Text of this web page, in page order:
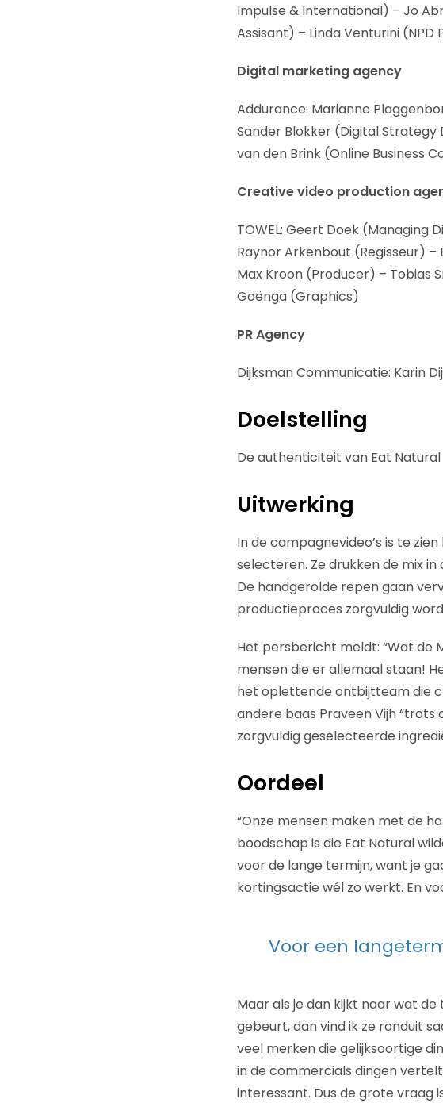
Impulse & International) – Jo
Assisant) – Linda Venturini
Digital marketing agency
Addurance: Marianne
Sander Blokker (Digital Strategy
van den Brink (Online Business
Creative video production
TOWEL: Geert Doek
Raynor Arkenbout (Regisseur)
Max Kroon (Producer) – Tobias
Goënga (Graphics)
PR Agency
Dijksman Communicatie: Karin
Doelstelling
De authenticiteit van Eat
Uitwerking
In de campagnevideo’s is te
selecteren. Ze drukken de mix
De handgerolde repen gaan
productieproces zorgvuldig
Het persbericht meldt: “Wat de
mensen die er allemaal staan!
het oplettende ontbijtteam die
andere baas Praveen Vijh
zorgvuldig geselecteerde
Oordeel
“Onze mensen maken met de
boodschap is die Eat Natural
voor de lange termijn, want je
kortingsactie wél zo werkt. En
Voor een
Maar als je dan kijkt naar wat
gebeurt, dan vind ik ze ronduit
veel merken die gelijksoortige
in de commercials dingen
interessant. Dus de grote vraag